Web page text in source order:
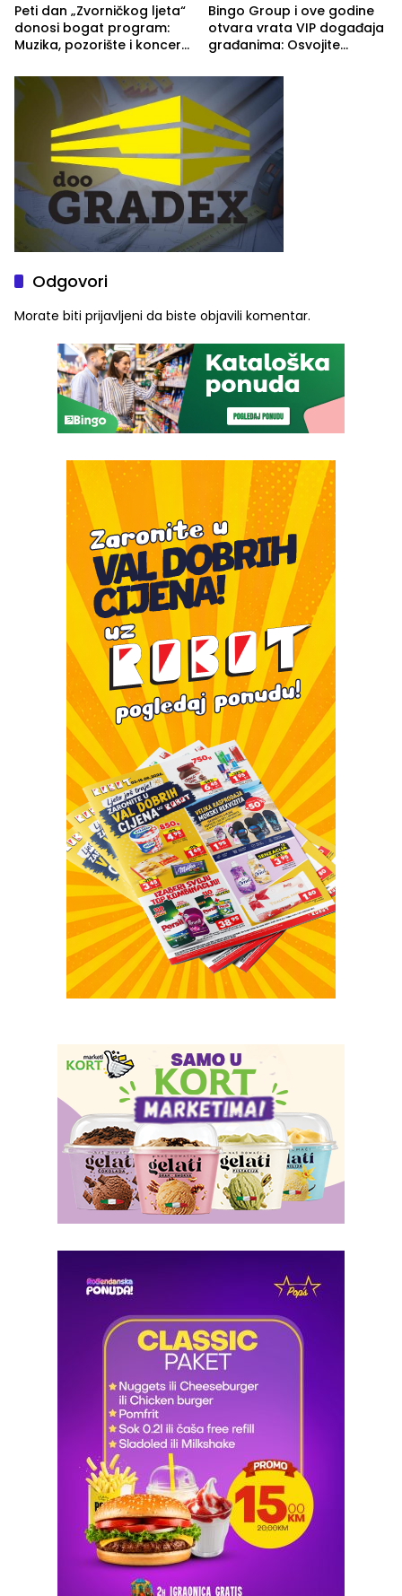
Peti dan „Zvorničkog ljeta“
donosi bogat program:
Muzika, pozorište i koncert
Bingo Group i ove godine
otvara vrata VIP događaja
građanima: Osvojite
Graše
Odgovori
Morate biti prijavljeni da biste objavili komentar.